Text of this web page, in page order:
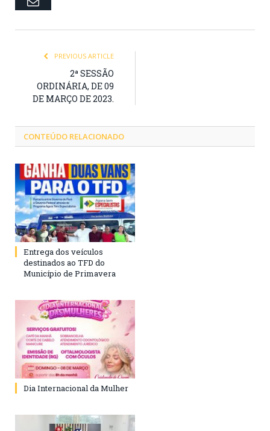
PREVIOUS ARTICLE
2ª SESSÃO
ORDINÁRIA, DE 09
DE MARÇO DE 2023.
CONTEÚDO RELACIONADO
Entrega dos veículos
destinados ao TFD do
Município de Primavera
Dia Internacional da Mulher